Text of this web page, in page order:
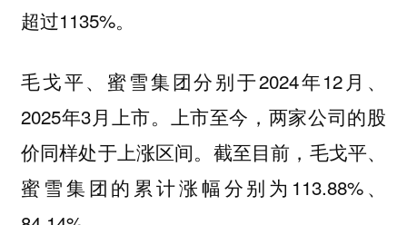
超过1135%。
毛戈平、蜜雪集团分别于2024年12月、
2025年3月上市。上市至今，两家公司的股
价同样处于上涨区间。截至目前，毛戈平、
蜜雪集团的累计涨幅分别为113.88%、